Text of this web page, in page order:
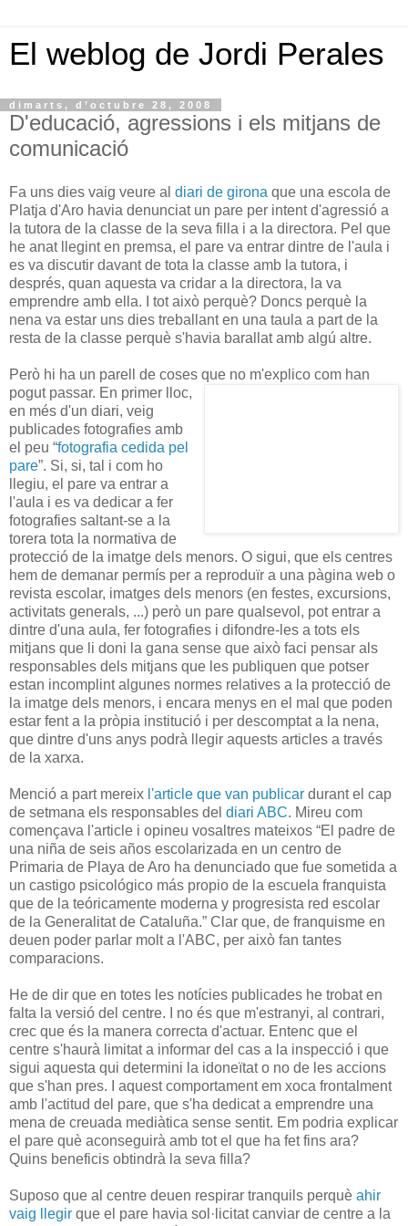
El weblog de Jordi Perales
dimarts, d’octubre 28, 2008
D'educació, agressions i els mitjans de
comunicació
Fa uns dies vaig veure al diari de girona que una escola de
Platja d'Aro havia denunciat un pare per intent d'agressió a
la tutora de la classe de la seva filla i a la directora. Pel que
he anat llegint en premsa, el pare va entrar dintre de l'aula i
es va discutir davant de tota la classe amb la tutora, i
després, quan aquesta va cridar a la directora, la va
emprendre amb ella. I tot això perquè? Doncs perquè la
nena va estar uns dies treballant en una taula a part de la
resta de la classe perquè s'havia barallat amb algú altre.
Però hi ha un parell de coses que no m'explico com han
pogut passar. En primer lloc,
en més d'un diari, veig
publicades fotografies amb
el peu “fotografia cedida pel
pare”. Si, si, tal i com ho
llegiu, el pare va entrar a
l'aula i es va dedicar a fer
fotografies saltant-se a la
torera tota la normativa de
protecció de la imatge dels menors. O sigui, que els centres
hem de demanar permís per a reproduïr a una pàgina web o
revista escolar, imatges dels menors (en festes, excursions,
activitats generals, ...) però un pare qualsevol, pot entrar a
dintre d'una aula, fer fotografies i difondre-les a tots els
mitjans que li doni la gana sense que això faci pensar als
responsables dels mitjans que les publiquen que potser
estan incomplint algunes normes relatives a la protecció de
la imatge dels menors, i encara menys en el mal que poden
estar fent a la pròpia institució i per descomptat a la nena,
que dintre d'uns anys podrà llegir aquests articles a través
de la xarxa.
Menció a part mereix l'article que van publicar durant el cap
de setmana els responsables del diari ABC. Mireu com
començava l'article i opineu vosaltres mateixos “El padre de
una niña de seis años escolarizada en un centro de
Primaria de Playa de Aro ha denunciado que fue sometida a
un castigo psicológico más propio de la escuela franquista
que de la teóricamente moderna y progresista red escolar
de la Generalitat de Cataluña.” Clar que, de franquisme en
deuen poder parlar molt a l'ABC, per això fan tantes
comparacions.
He de dir que en totes les notícies publicades he trobat en
falta la versió del centre. I no és que m'estranyi, al contrari,
crec que és la manera correcta d'actuar. Entenc que el
centre s'haurà limitat a informar del cas a la inspecció i que
sigui aquesta qui determini la idoneïtat o no de les accions
que s'han pres. I aquest comportament em xoca frontalment
amb l'actitud del pare, que s'ha dedicat a emprendre una
mena de creuada mediàtica sense sentit. Em podria explicar
el pare què aconseguirà amb tot el que ha fet fins ara?
Quins beneficis obtindrà la seva filla?
Suposo que al centre deuen respirar tranquils perquè ahir
vaig llegir que el pare havia sol·licitat canviar de centre a la